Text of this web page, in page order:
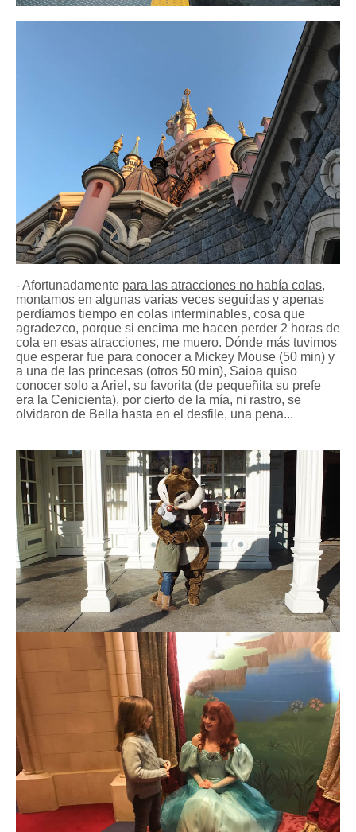
- Afortunadamente para las atracciones no había colas,
montamos en algunas varias veces seguidas y apenas
perdíamos tiempo en colas interminables, cosa que
agradezco, porque si encima me hacen perder 2 horas de
cola en esas atracciones, me muero. Dónde más tuvimos
que esperar fue para conocer a Mickey Mouse (50 min) y
a una de las princesas (otros 50 min), Saioa quiso
conocer solo a Ariel, su favorita (de pequeñita su prefe
era la Cenicienta), por cierto de la mía, ni rastro, se
olvidaron de Bella hasta en el desfile, una pena...